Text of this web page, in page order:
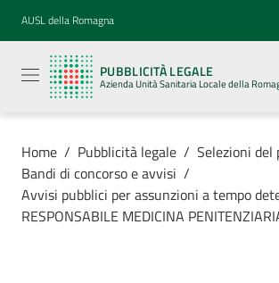
Vai al contenuto
Vai alla navigazione
Vai al footer
AUSL della Romagna
PUBBLICITÀ LEGALE
Azienda Unità Sanitaria Locale della
legale
Azienda
Unità
Locale della
Home / Pubblicità legale / Selezioni del
Bandi di concorso e avvisi /
Avvisi pubblici per assunzioni a tempo
RESPONSABILE MEDICINA